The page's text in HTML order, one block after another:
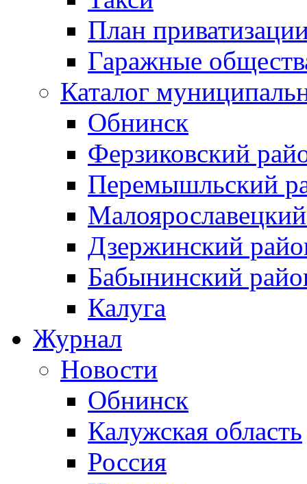
План
Гаражные
Каталог
Обнинск
Ферзиковский
Перемышльский
Дзержинский
Бабынинский
Калуга
Журнал
Новости
Обнинск
Калужская область
Россия